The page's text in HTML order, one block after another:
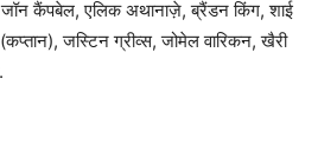
कैंपबेल, एलिक अथानाज़े, ब्रैंडन किंग, शाई
जस्टिन ग्रीव्स, जोमेल वारिकन, खैरी